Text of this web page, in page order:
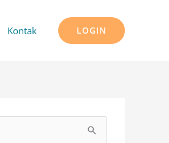
Kontak LOGIN